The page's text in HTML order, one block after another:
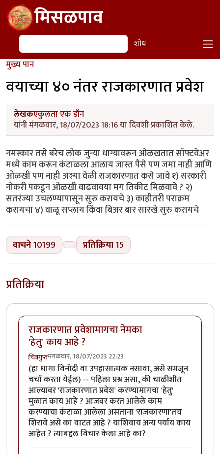
Skip to main contentमिसळपाव
शोध शोध
मुख्य पान
वयाच्या ४० नंतर राजकारणात प्रवेश
लेखकएकुलता एक डॉन
यांनी मंगळवार, 18/07/2023 18:16 या दिवशी प्रकाशित केले.
नमस्कार तसे बरेच लोक जुन्या धाग्यावरून ओळखतात सॉफ्टवेअर
मध्ये काम करून कंटाळला आलाय जास्त पैसे पण जमा नाही आणि
ओळखी पण नाही अश्या वेळी राजकारणात कसे जावे १) सरकारी
नोकरी पकडून ओळखी वाढवावया मग तिकीट मिळवावे ? २)
सतरंज्या उचलण्यापासून सुरु करायचे ३) काहीतरी पराक्रम
करायचा ४) वाळू सप्लाय किंवा बिअर बार सारखे सुरु करायचे
वाचने10199 प्रतिक्रिया15
प्रतिक्रिया
राजकारणात प्रवेशामागचा नेमका
'हेतु' काय आहे ?
चित्रगुप्तमंगळवार, 18/07/2023 22:23
(हा धागा विनोदी वा उपहासात्मक नसावा, असे समजून
चर्चा करता येईल) -- पहिला प्रश्न असा, की चाळीशीत
आल्यावर 'राजकारणात प्रवेश' करण्यामागचा 'हेतु'
मुळात काय आहे ? आजवर करत आलेले काम
करण्याचा कंटाळा आलेला असताना 'राजकारणा'तच
शिरावे असे का वाटत आहे ? याशिवाय अन्य पर्याय काय
आहेत ? त्याबद्दल विचार केला आहे का?